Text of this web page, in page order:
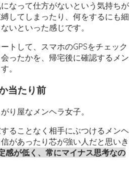
なって仕方がないという気持ちが
してしまったり、何をするにも細
いといった感じです。
トして、スマホのGPSをチェック
ったかを、帰宅後に確認するメン
。
当たり前
り屋なメンヘラ女子。
ることなく相手にぶつけるメンヘ
があったり芯が強い人だと思いき
感が低く、常にマイナス思考なの